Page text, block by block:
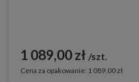
1 089,00 zł szt.
Cena za opakowanie: 1 089,00 zł